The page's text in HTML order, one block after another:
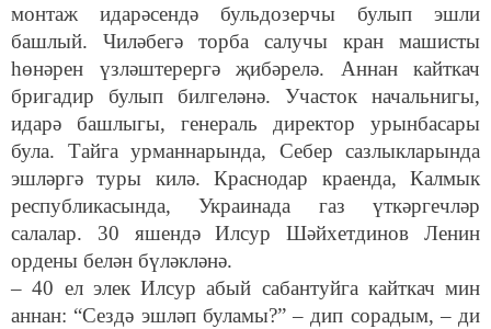
монтаж идарәсендә бульдозерчы булып эшли
башлый. Чиләбегә торба салучы кран машисты
һөнәрен үзләштерергә җибәрелә. Аннан кайткач
бригадир булып билгеләнә. Участок начальнигы,
идарә башлыгы, генераль директор урынбасары
була. Тайга урманнарында, Себер сазлыкларында
эшләргә туры килә. Краснодар краенда, Калмык
республикасында, Украинада газ үткәргечләр
салалар. 30 яшендә Илсур Шәйхетдинов Ленин
ордены белән бүләкләнә.
– 40 ел элек Илсур абый сабантуйга кайткач мин
аннан: “Сездә эшләп буламы?” – дип сорадым, – ди